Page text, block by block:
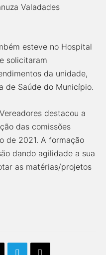
Valadades
esteve no Hospital
solicitaram
da unidade,
de Saúde do Município.
destacou a
das comissões
de 2021. A formação
dando agilidade a sua
as matérias/projetos